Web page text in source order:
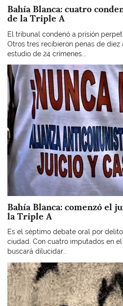
Bahía Blanca: cuatro
de la Triple A
El tribunal condenó a prisión
Otros tres recibieron penas de diez
estudio de 24 crímenes...
Imagen
Bahía Blanca: comenzó el
la Triple A
Es el séptimo debate oral por
ciudad. Con cuatro imputados en
buscará dilucidar...
Imagen